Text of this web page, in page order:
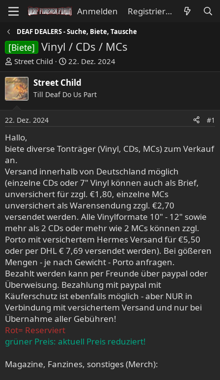
Anmelden Registrieren
DEAF DEALERS - Suche, Biete, Tausche
[Biete] Vinyl / CDs / MCs
E
r
s
t
e
l
e
r
Street Child
E
r
s
t
l
m
22. Dez. 2024
Street Child
Till Deaf Do Us Part
22. Dez. 2024 #1
Hallo,
biete diverse Tonträger (Vinyl, CDs, MCs) zum Verkauf
an.
Versand innerhalb von Deutschland möglich
(einzelne CDs oder 7" Vinyl können auch als Brief,
unversichert für zzgl. €1,80, einzelne MCs
unversichert als Warensendung zzgl. €2,70
versendet werden. Alle Vinylformate 10" - 12" sowie
mehr als 2 CDs oder mehr wie 2 MCs können zzgl.
Porto mit versichertem Hermes Versand für €5,50
oder per DHL € 7,69 versendet werden). Bei gößeren
Mengen - je nach Gewicht - Porto anfragen.
Bezahlt werden kann per Freunde über paypal oder
Überweisung. Bezahlung mit paypal mit
Käuferschutz ist ebenfalls möglich - aber NUR in
Verbindung mit versichertem Versand und nur bei
Übernahme aller Gebühren!
Rot= Reserviert
grüner Preis: aktuell Preis reduziert!
Magazine, Fanzines, sonstiges (Merch):